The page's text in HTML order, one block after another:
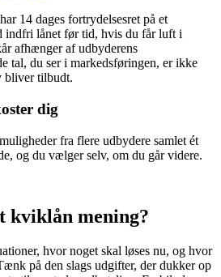
14 dages fortrydelsesret på et
indfri lånet før tid, hvis du får luft i
afhænger af udbyderens
tal, du ser i markedsføringen, er ikke
bliver tilbudt.
dig
fra flere udbydere samlet ét
og du vælger selv, om du går videre.
kviklån mening?
hvor noget skal løses nu, og hvor
på den slags udgifter, der dukker op